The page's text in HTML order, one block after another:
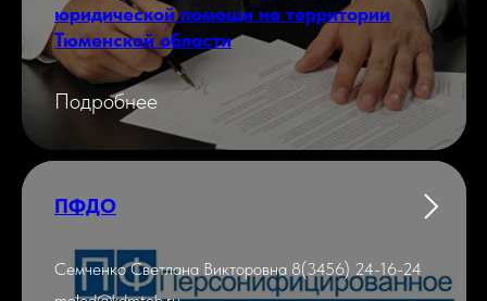
юридической помощи на территории
Тюменской области
Подробнее
ПФДО
Семченко Светлана Викторовна 8(3456) 24-16-24